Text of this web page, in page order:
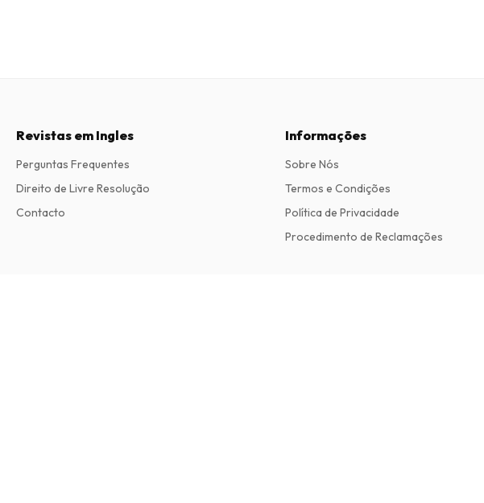
Revistas em Ingles
Perguntas Frequentes
Direito de Livre Resolução
Contacto
Informações
Sobre Nós
Termos e Condições
Política de Privacidade
Procedimento de Reclamações